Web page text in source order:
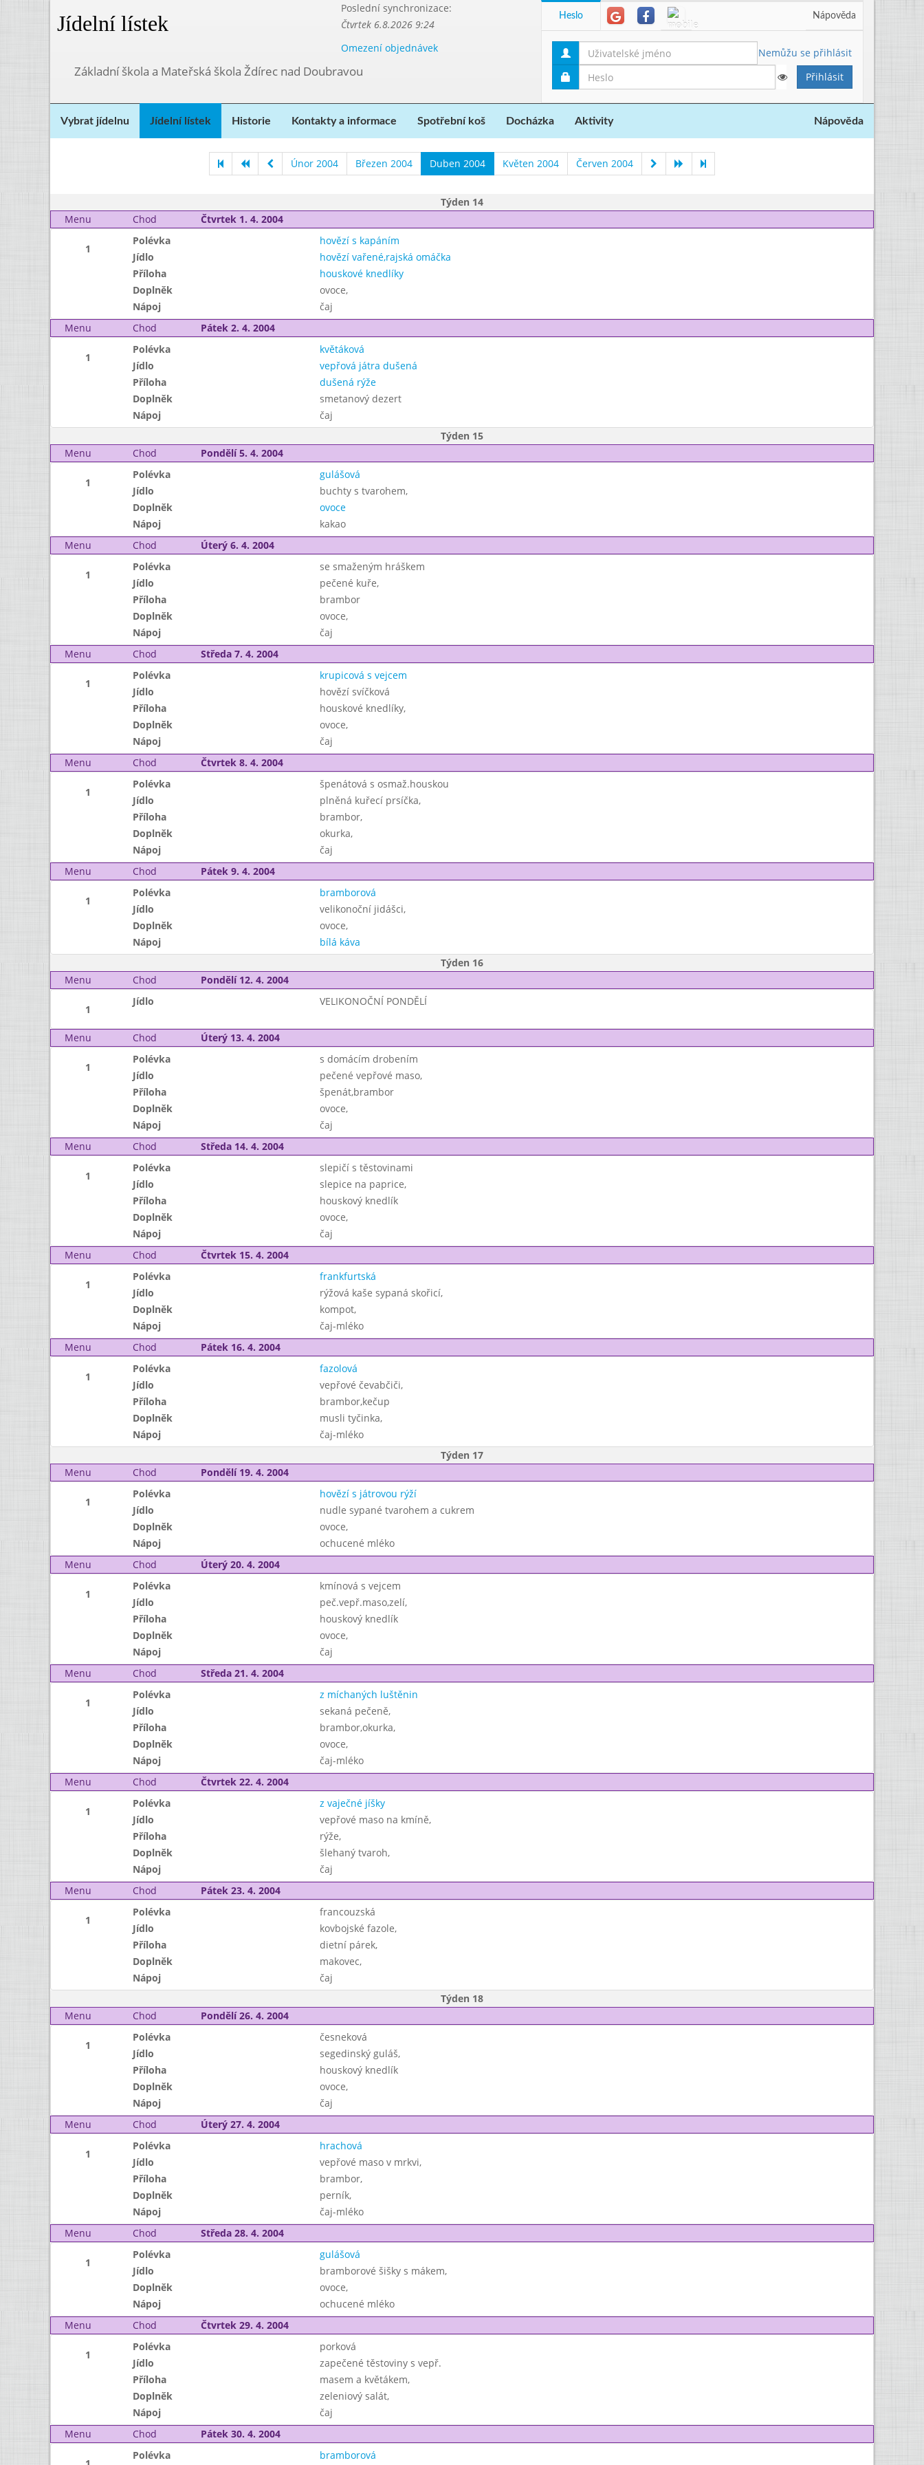
Jídelní lístek
Poslední synchronizace:
Čtvrtek 6.8.2026 9:24
Omezení objednávek
Základní škola a Mateřská škola Ždírec nad Doubravou
Heslo Nápověda
Nemůžu se přihlásit
Vybrat jídelnu Jídelní lístek Historie Kontakty a informace Spotřební koš Docházka Aktivity Nápověda
Únor 2004 Březen 2004 Duben 2004 Květen 2004 Červen 2004
Týden 14
Menu
Chod Čtvrtek 1. 4. 2004
1
Polévka
hovězí s kapáním
Jídlo
hovězí vařené,rajská omáčka
Příloha
houskové knedlíky
Doplněk
ovoce,
Nápoj
čaj
Menu
Chod Pátek 2. 4. 2004
1
Polévka
květáková
Jídlo
vepřová játra dušená
Příloha
dušená rýže
Doplněk
smetanový dezert
Nápoj
čaj
Týden 15
Menu
Chod Pondělí 5. 4. 2004
1
Polévka
gulášová
Jídlo
buchty s tvarohem,
Doplněk
ovoce
Nápoj
kakao
Menu
Chod Úterý 6. 4. 2004
1
Polévka
se smaženým hráškem
Jídlo
pečené kuře,
Příloha
brambor
Doplněk
ovoce,
Nápoj
čaj
Menu
Chod Středa 7. 4. 2004
1
Polévka
krupicová s vejcem
Jídlo
hovězí svíčková
Příloha
houskové knedlíky,
Doplněk
ovoce,
Nápoj
čaj
Menu
Chod Čtvrtek 8. 4. 2004
1
Polévka
špenátová s osmaž.houskou
Jídlo
plněná kuřecí prsíčka,
Příloha
brambor,
Doplněk
okurka,
Nápoj
čaj
Menu
Chod Pátek 9. 4. 2004
1
Polévka
bramborová
Jídlo
velikonoční jidášci,
Doplněk
ovoce,
Nápoj
bílá káva
Týden 16
Menu
Chod Pondělí 12. 4. 2004
1
Jídlo VELIKONOČNÍ PONDĚLÍ
Menu Chod Úterý 13. 4. 2004
1
Polévka
s domácím drobením
Jídlo
pečené vepřové maso,
Příloha
špenát,brambor
Doplněk
ovoce,
Nápoj
čaj
Menu
Chod Středa 14. 4. 2004
1
Polévka
slepičí s těstovinami
Jídlo
slepice na paprice,
Příloha
houskový knedlík
Doplněk
ovoce,
Nápoj
čaj
Menu
Chod Čtvrtek 15. 4. 2004
1
Polévka
frankfurtská
Jídlo
rýžová kaše sypaná skořicí,
Doplněk
kompot,
Nápoj
čaj-mléko
Menu
Chod Pátek 16. 4. 2004
1
Polévka
fazolová
Jídlo
vepřové čevabčiči,
Příloha
brambor,kečup
Doplněk
musli tyčinka,
Nápoj
čaj-mléko
Týden 17
Menu
Chod Pondělí 19. 4. 2004
1
Polévka
hovězí s játrovou rýží
Jídlo
nudle sypané tvarohem a cukrem
Doplněk
ovoce,
Nápoj
ochucené mléko
Menu
Chod Úterý 20. 4. 2004
1
Polévka
kmínová s vejcem
Jídlo
peč.vepř.maso,zelí,
Příloha
houskový knedlík
Doplněk
ovoce,
Nápoj
čaj
Menu
Chod Středa 21. 4. 2004
1
Polévka
z míchaných luštěnin
Jídlo
sekaná pečeně,
Příloha
brambor,okurka,
Doplněk
ovoce,
Nápoj
čaj-mléko
Menu
Chod Čtvrtek 22. 4. 2004
1
Polévka
z vaječné jíšky
Jídlo
vepřové maso na kmíně,
Příloha
rýže,
Doplněk
šlehaný tvaroh,
Nápoj
čaj
Menu
Chod Pátek 23. 4. 2004
1
Polévka
francouzská
Jídlo
kovbojské fazole,
Příloha
dietní párek,
Doplněk
makovec,
Nápoj
čaj
Týden 18
Menu
Chod Pondělí 26. 4. 2004
1
Polévka
česneková
Jídlo
segedinský guláš,
Příloha
houskový knedlík
Doplněk
ovoce,
Nápoj
čaj
Menu
Chod Úterý 27. 4. 2004
1
Polévka
hrachová
Jídlo
vepřové maso v mrkvi,
Příloha
brambor,
Doplněk
perník,
Nápoj
čaj-mléko
Menu
Chod Středa 28. 4. 2004
1
Polévka
gulášová
Jídlo
bramborové šišky s mákem,
Doplněk
ovoce,
Nápoj
ochucené mléko
Menu
Chod Čtvrtek 29. 4. 2004
1
Polévka
porková
Jídlo
zapečené těstoviny s vepř.
Příloha
masem a květákem,
Doplněk
zeleniový salát,
Nápoj
čaj
Menu
Chod Pátek 30. 4. 2004
Polévka bramborová